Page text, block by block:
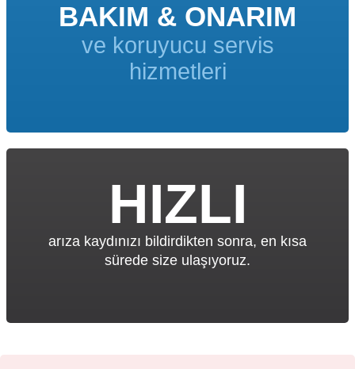
BAKIM & ONARIM
ve koruyucu servis
hizmetleri
HIZLI
arıza kaydınızı bildirdikten sonra, en kısa
sürede size ulaşıyoruz.